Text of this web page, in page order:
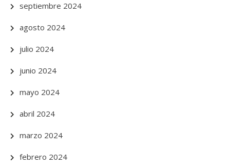
septiembre 2024
agosto 2024
julio 2024
junio 2024
mayo 2024
abril 2024
marzo 2024
febrero 2024